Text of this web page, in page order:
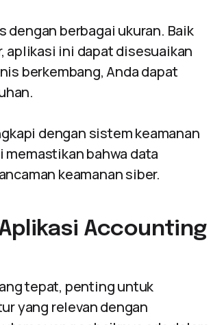
berbagai ukuran. Baik
aplikasi ini dapat disesuaikan
berkembang, Anda dapat
dengan sistem keamanan
bahwa data
keamanan siber.
Accounting
tepat, penting untuk
yang relevan dengan